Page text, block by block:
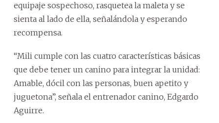
equipaje sospechoso, rasquetea la maleta y se
sienta al lado de ella, señalándola y esperando
recompensa.
“Mili cumple con las cuatro características básicas
que debe tener un canino para integrar la unidad:
Amable, dócil con las personas, buen apetito y
juguetona”, señala el entrenador canino, Edgardo
Aguirre.